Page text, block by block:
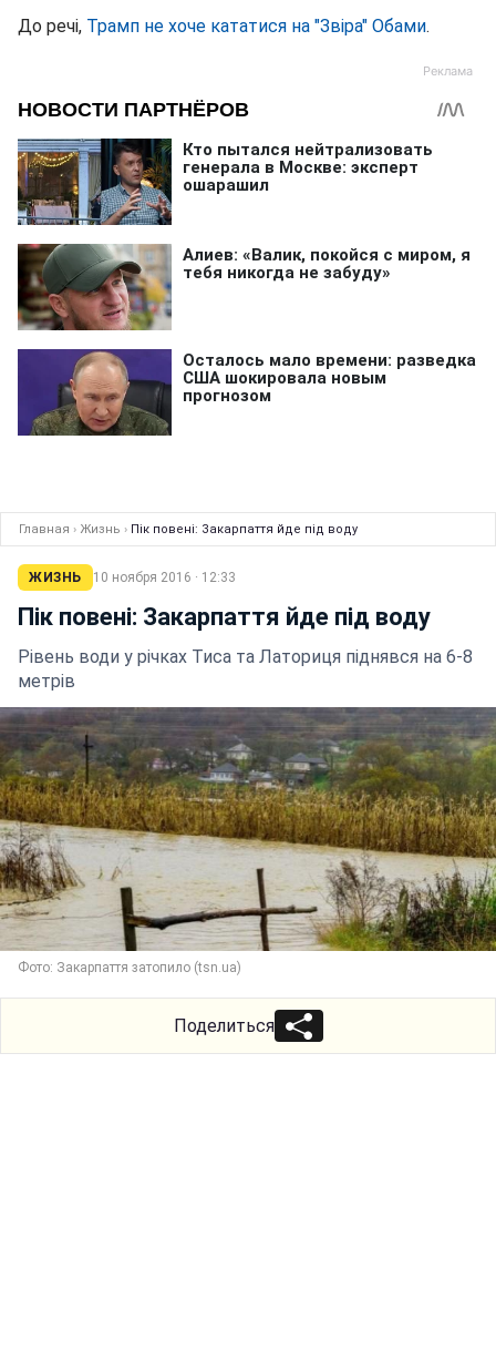
До речі, Трамп не хоче кататися на "Звіра" Обами.
Главная › Жизнь › Пік повені: Закарпаття йде під воду
ЖИЗНЬ 10 ноября 2016 · 12:33
Пік повені: Закарпаття йде під воду
Рівень води у річках Тиса та Латориця піднявся на 6-8
метрів
Фото: Закарпаття затопило (tsn.ua)
Поделиться